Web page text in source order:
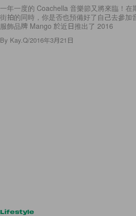
一年一度的 Coachella 音樂節又將來臨！在
街拍的同時，你是否也預備好了自己去參加
服飾品牌 Mango 於近日推出了 2016
By Kay.Q/2016年3月21日
Lifestyle